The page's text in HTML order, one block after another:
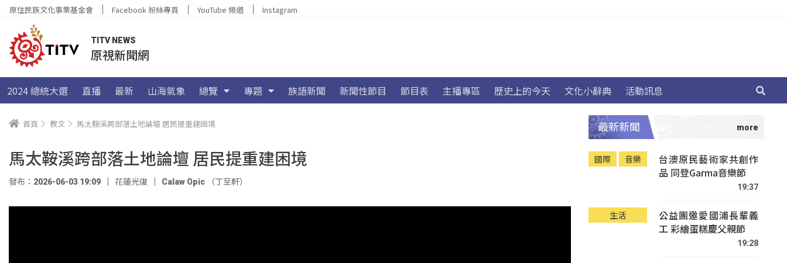
原住民族文化事業基金會 Facebook 粉絲專頁 YouTube 頻道 Instagram
TITV NEWS
原視新聞網
2024 總統大選 直播 最新 山海氣象 總覽 專題 族語新聞 新聞性節目 節目表 主播專區 歷史上的今天 文化小辭典 活動訊息
首頁 教文 馬太鞍溪跨部落土地論壇 居民提重建困境
馬太鞍溪跨部落土地論壇 居民提重建困境
發布：2026-06-03 19:09 花蓮光復 Calaw Opic （丁至軒）
最新新聞
國際 音樂
台澳原民藝術家共創作
品 同登Garma音樂節
19:37
生活
公益團邀愛國浦長輩義
工 彩繪蛋糕慶父親節
19:28